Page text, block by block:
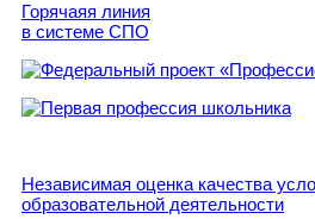
Горячаяя линия
в системе СПО
Независимая оценка качества
образовательной деятельности